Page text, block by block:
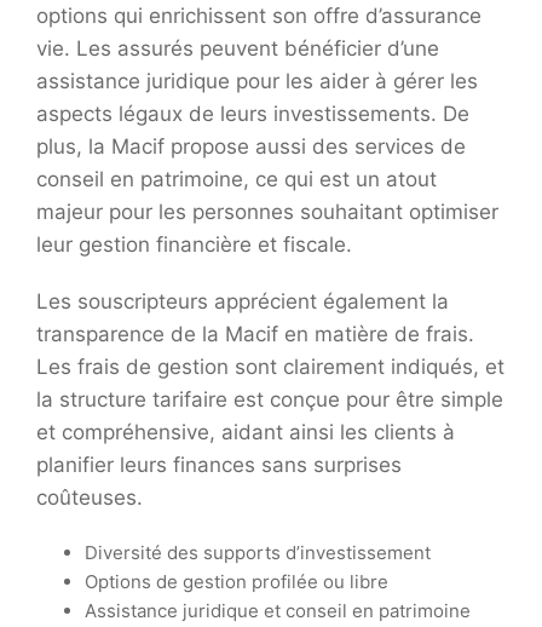
options qui enrichissent son offre d’assurance
vie. Les assurés peuvent bénéficier d’une
assistance juridique pour les aider à gérer les
aspects légaux de leurs investissements. De
plus, la Macif propose aussi des services de
conseil en patrimoine, ce qui est un atout
majeur pour les personnes souhaitant optimiser
leur gestion financière et fiscale.
Les souscripteurs apprécient également la
transparence de la Macif en matière de frais.
Les frais de gestion sont clairement indiqués, et
la structure tarifaire est conçue pour être simple
et compréhensive, aidant ainsi les clients à
planifier leurs finances sans surprises
coûteuses.
Diversité des supports d’investissement
Options de gestion profilée ou libre
Assistance juridique et conseil en patrimoine